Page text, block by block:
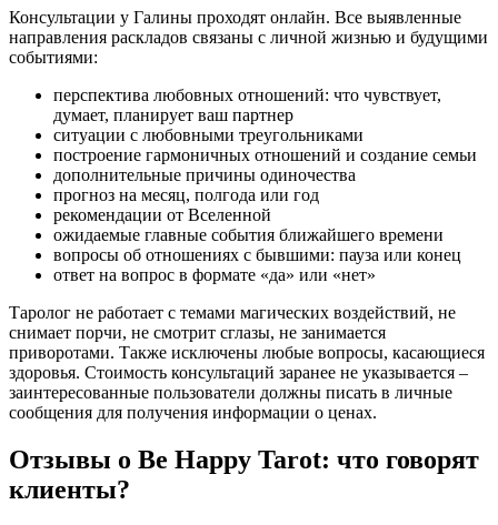
Консультации у Галины проходят онлайн. Все выявленные
направления раскладов связаны с личной жизнью и будущими
событиями:
перспектива любовных отношений: что чувствует,
думает, планирует ваш партнер
ситуации с любовными треугольниками
построение гармоничных отношений и создание семьи
дополнительные причины одиночества
прогноз на месяц, полгода или год
рекомендации от Вселенной
ожидаемые главные события ближайшего времени
вопросы об отношениях с бывшими: пауза или конец
ответ на вопрос в формате «да» или «нет»
Таролог не работает с темами магических воздействий, не
снимает порчи, не смотрит сглазы, не занимается
приворотами. Также исключены любые вопросы, касающиеся
здоровья. Стоимость консультаций заранее не указывается –
заинтересованные пользователи должны писать в личные
сообщения для получения информации о ценах.
Отзывы о Be Happy Tarot: что говорят
клиенты?